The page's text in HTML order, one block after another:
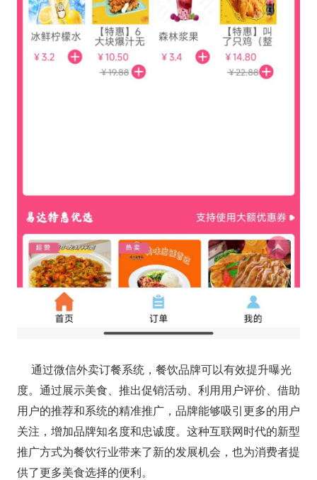
通过微信外卖订餐系统，餐饮品牌可以有效提升曝光
度。通过展示美食、推出促销活动、利用用户评价、借助
用户的推荐和系统的精准推广，品牌能够吸引更多的用户
关注，增加品牌知名度和忠诚度。这种互联网时代的新型
推广方式为餐饮行业带来了新的发展机会，也为消费者提
供了更多美食选择的便利。